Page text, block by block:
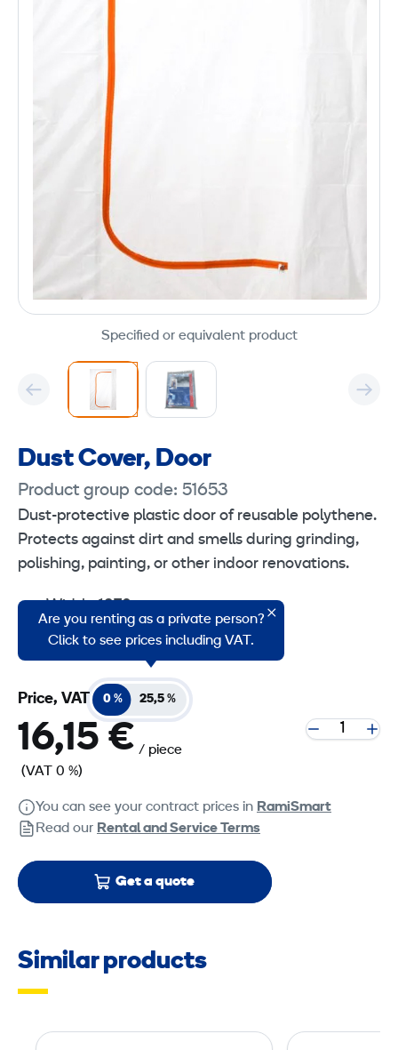
Specified or equivalent product
Dust Cover, Door
Product group code: 51653
Dust-protective plastic door of reusable polythene.
Protects against dirt and smells during grinding,
polishing, painting, or other indoor renovations.
Width: 1370 mm
Height: 2300 mm
Are you renting as a private person?
Click to see prices including VAT.
Price, VAT 0 % 25,5 %
16,15 € / piece
(VAT 0 %)
You can see your contract prices in RamiSmart
Read our Rental and Service Terms
Get a quote
Similar products